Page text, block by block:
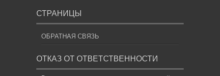
СТРАНИЦЫ
ОБРАТНАЯ СВЯЗЬ
ОТКАЗ ОТ ОТВЕТСТВЕННОСТИ